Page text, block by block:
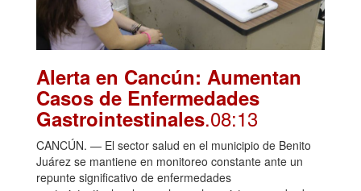
Alerta en Cancún: Aumentan
Casos de Enfermedades
Gastrointestinales.08:13
CANCÚN. — El sector salud en el municipio de Benito
Juárez se mantiene en monitoreo constante ante un
repunte significativo de enfermedades